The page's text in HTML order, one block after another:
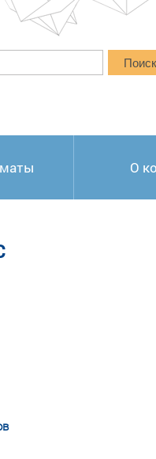
Поиск
О